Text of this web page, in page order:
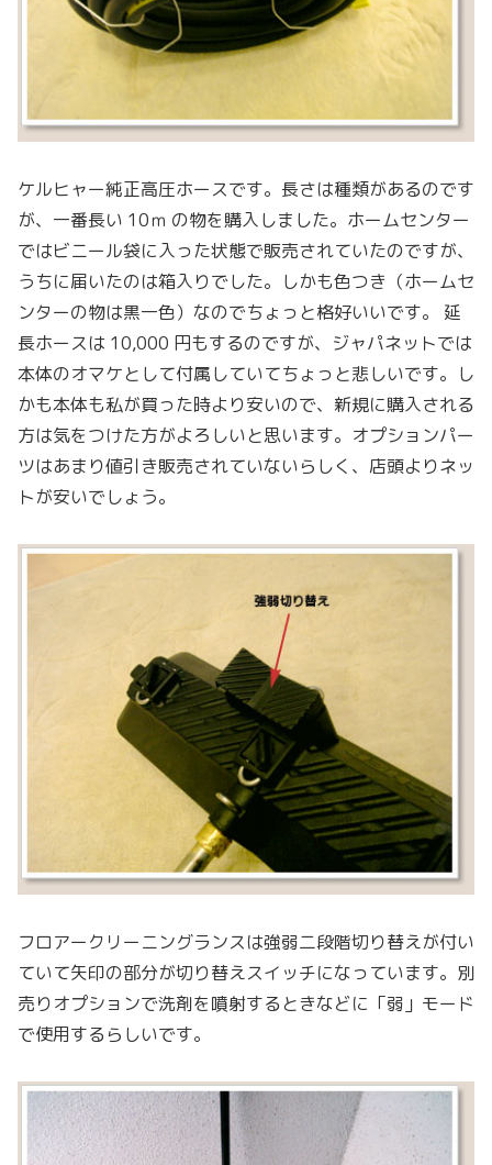
ケルヒャー純正高圧ホースです。長さは種類があるのです
が、一番長い 10ｍ の物を購入しました。ホームセンター
ではビニール袋に入った状態で販売されていたのですが、
うちに届いたのは箱入りでした。しかも色つき（ホームセ
ンターの物は黒一色）なのでちょっと格好いいです。 延
長ホースは 10,000 円もするのですが、ジャパネットでは
本体のオマケとして付属していてちょっと悲しいです。し
かも本体も私が買った時より安いので、新規に購入される
方は気をつけた方がよろしいと思います。オプションパー
ツはあまり値引き販売されていないらしく、店頭よりネッ
トが安いでしょう。
フロアークリーニングランスは強弱二段階切り替えが付い
ていて矢印の部分が切り替えスイッチになっています。別
売りオプションで洗剤を噴射するときなどに「弱」モード
で使用するらしいです。